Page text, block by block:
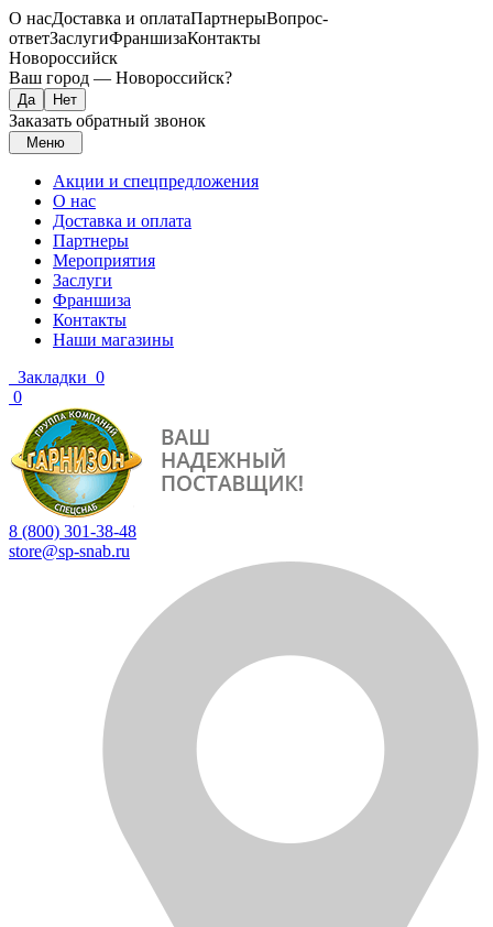
О насДоставка и оплатаПартнерыВопрос-
ответЗаслугиФраншизаКонтакты
Новороссийск
Ваш город — Новороссийск?
Заказать обратный звонок
Меню
Акции и спецпредложения
О нас
Доставка и оплата
Партнеры
Мероприятия
Заслуги
Франшиза
Контакты
Наши магазины
Закладки 0
0
8 (800) 301-38-48
store@sp-snab.ru